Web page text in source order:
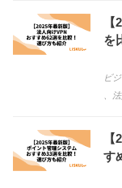
を
ビ
す